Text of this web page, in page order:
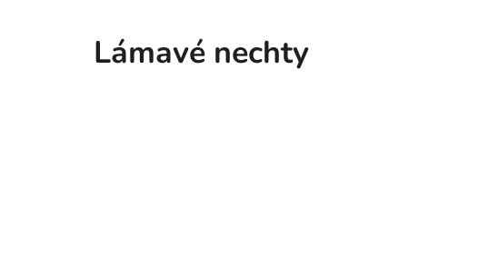
Lámavé nechty